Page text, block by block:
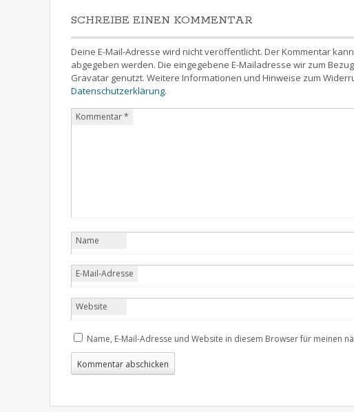
SCHREIBE EINEN KOMMENTAR
Deine E-Mail-Adresse wird nicht veröffentlicht. Der Kommentar
abgegeben werden. Die eingegebene E-Mailadresse wir zum
Gravatar genutzt. Weitere Informationen und Hinweise zum
Datenschutzerklärung.
Kommentar*
Name
E-Mail-Adresse
Website
Name, E-Mail-Adresse und Website in diesem Browser für meinen